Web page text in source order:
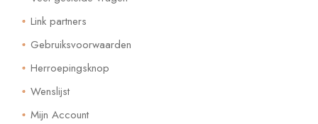
Link partners
Gebruiksvoorwaarden
Herroepingsknop
Wenslijst
Mijn Account